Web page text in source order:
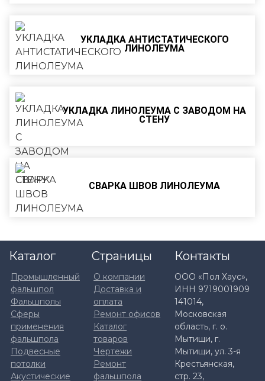
УКЛАДКА АНТИСТАТИЧЕСКОГО
ЛИНОЛЕУМА
УКЛАДКА ЛИНОЛЕУМА С ЗАВОДОМ НА
СТЕНУ
СВАРКА ШВОВ ЛИНОЛЕУМА
Контакты
ООО «Пол Хаус»,
ИНН 9719001909
141014,
Московская
область, г. о.
Мытищи, г.
Мытищи, ул. 3-я
Крестьянская,
стр. 23,
Каталог
Промышленный
фальшпол
Фальшполы
Сферы
применения
фальшпола
Подвесные
потолки
Акустические
Страницы
О компании
Доставка и
оплата
Ремонт офисов
Каталог
товаров
Чертежи
Ремонт
фальшпола